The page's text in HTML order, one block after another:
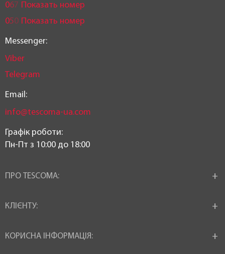
067 Показать номер
050 Показать номер
Messenger:
Viber
Telegram
Email:
info@tescoma-ua.com
Графік роботи:
Пн-Пт з 10:00 до 18:00
ПРО TESCOMA:
КЛІЄНТУ:
КОРИСНА ІНФОРМАЦІЯ: